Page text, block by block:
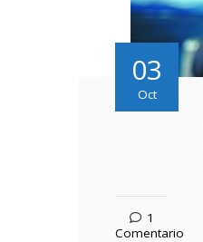
03
Oct
1
Comentario